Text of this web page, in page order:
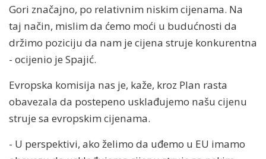
Gori značajno, po relativnim niskim cijenama. Na
taj način, mislim da ćemo moći u budućnosti da
držimo poziciju da nam je cijena struje konkurentna
- ocijenio je Spajić.
Evropska komisija nas je, kaže, kroz Plan rasta
obavezala da postepeno usklađujemo našu cijenu
struje sa evropskim cijenama.
- U perspektivi, ako želimo da uđemo u EU imamo